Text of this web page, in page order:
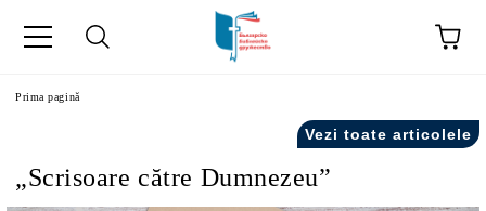
Prima pagină
Vezi toate articolele
„Scrisoare către Dumnezeu”